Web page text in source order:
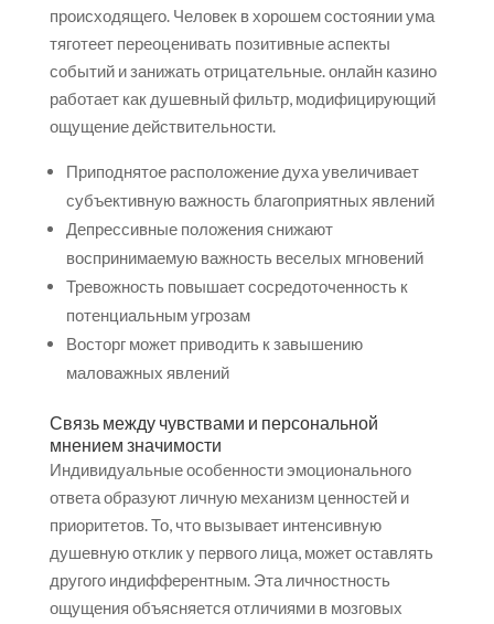
происходящего. Человек в хорошем состоянии ума
тяготеет переоценивать позитивные аспекты
событий и занижать отрицательные. онлайн казино
работает как душевный фильтр, модифицирующий
ощущение действительности.
Приподнятое расположение духа увеличивает
субъективную важность благоприятных явлений
Депрессивные положения снижают
воспринимаемую важность веселых мгновений
Тревожность повышает сосредоточенность к
потенциальным угрозам
Восторг может приводить к завышению
маловажных явлений
Связь между чувствами и персональной
мнением значимости
Индивидуальные особенности эмоционального
ответа образуют личную механизм ценностей и
приоритетов. То, что вызывает интенсивную
душевную отклик у первого лица, может оставлять
другого индифферентным. Эта личностность
ощущения объясняется отличиями в мозговых